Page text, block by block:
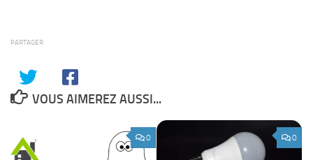
PARTAGER
VOUS AIMEREZ AUSSI...
0 0